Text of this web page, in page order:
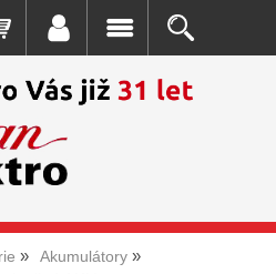
Akumulátory